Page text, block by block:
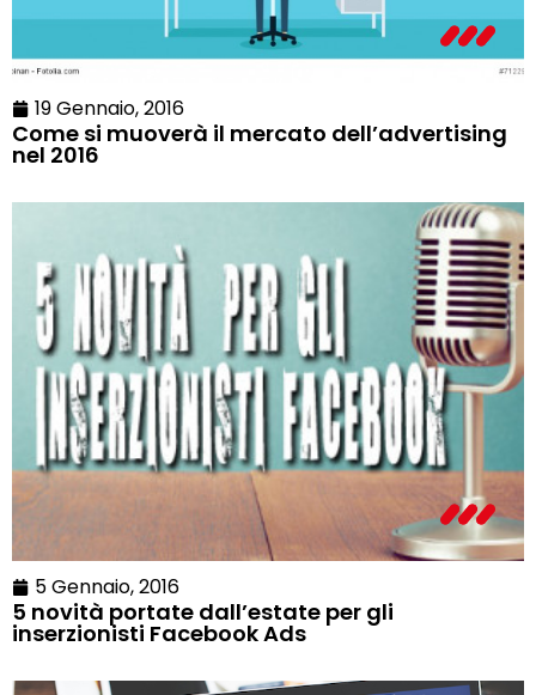
19 Gennaio, 2016
Come si muoverà il mercato dell’advertising
nel 2016
5 Gennaio, 2016
5 novità portate dall’estate per gli
inserzionisti Facebook Ads